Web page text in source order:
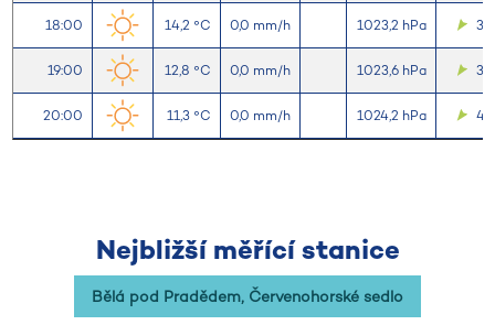
18:00 14,2 °C 0,0 mm/h 1023,2 hPa 3,3
19:00 12,8 °C 0,0 mm/h 1023,6 hPa 3,8
20:00 11,3 °C 0,0 mm/h 1024,2 hPa 4,3
Nejbližší měřící stanice
Bělá pod Pradědem, Červenohorské sedlo